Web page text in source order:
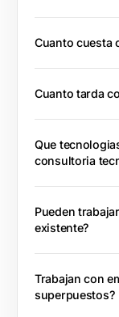
Cuanto cuesta
Cuanto tarda
Que
consultoria
Pueden
existente?
Trabajan con
superpuestos?